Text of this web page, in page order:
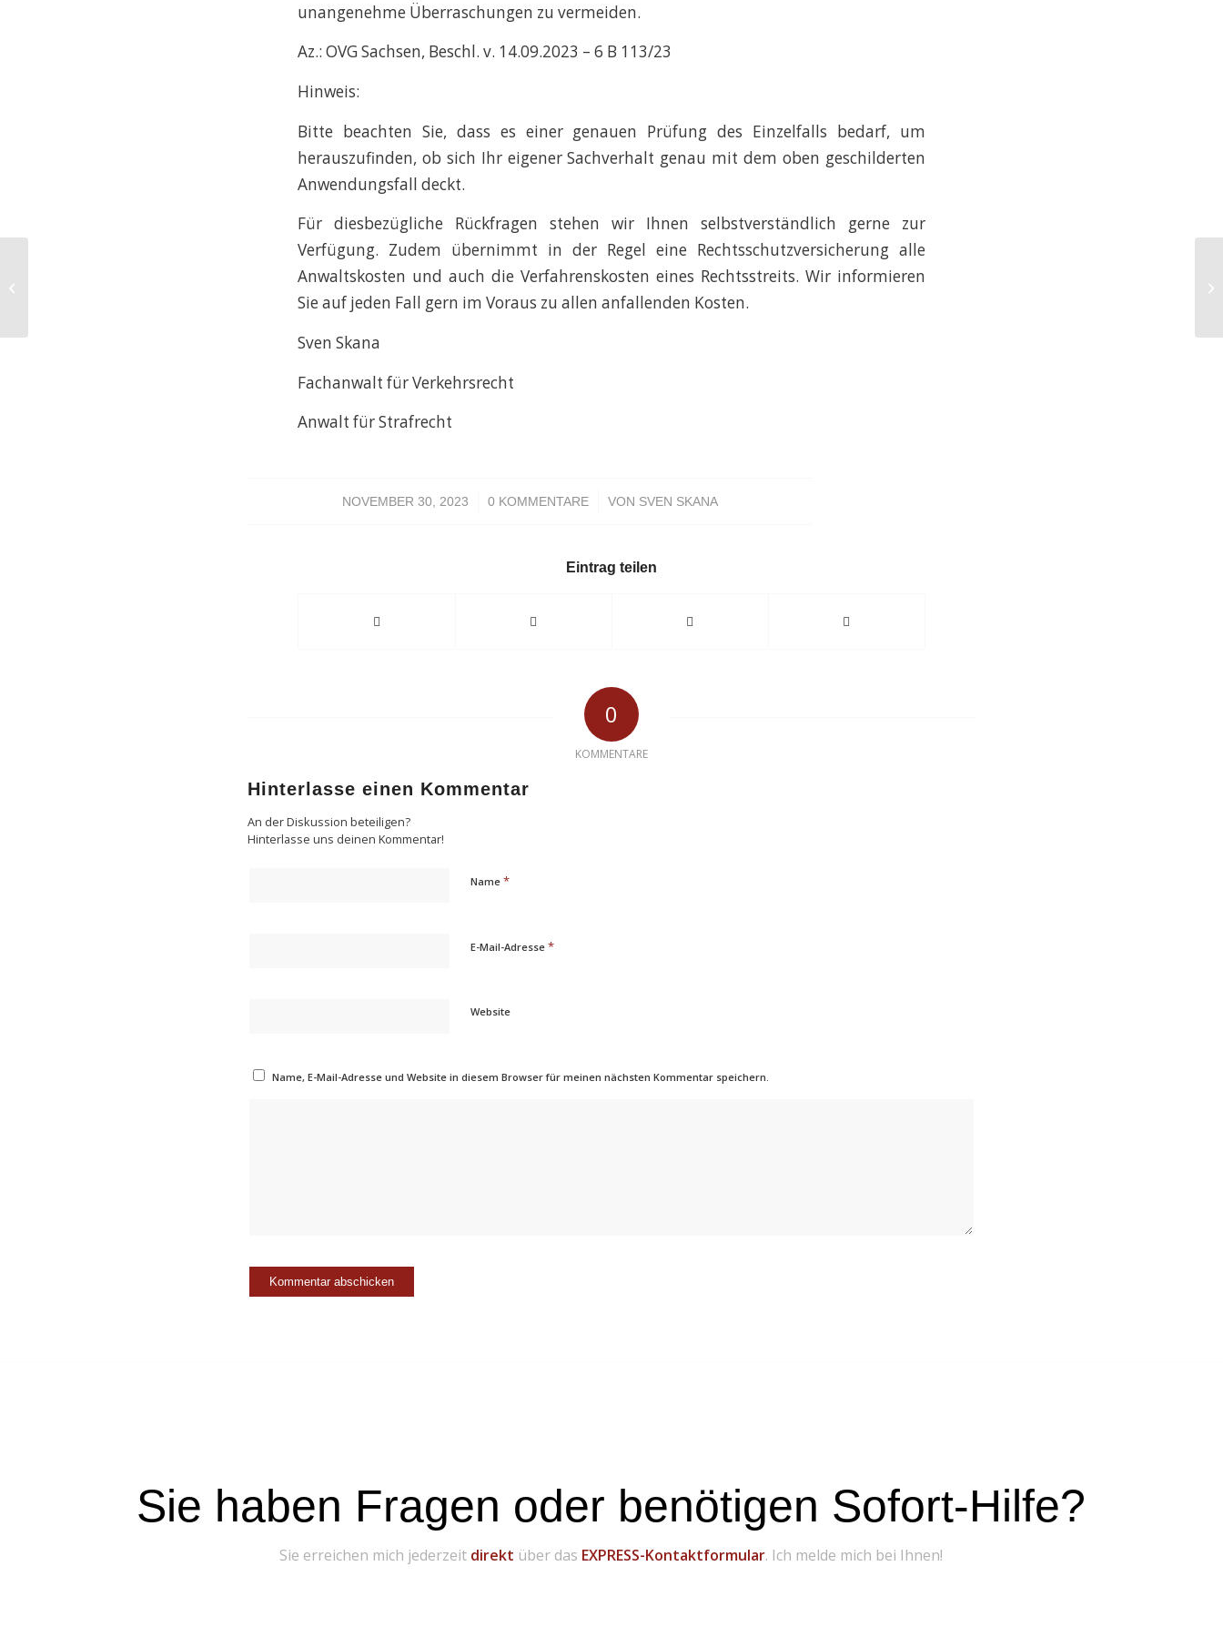
unangenehme Überraschungen zu vermeiden.
Az.: OVG Sachsen, Beschl. v. 14.09.2023 – 6 B 113/23
Hinweis:
Bitte beachten Sie, dass es einer genauen Prüfung des Einzelfalls bedarf, um
herauszufinden, ob sich Ihr eigener Sachverhalt genau mit dem oben geschilderten
Anwendungsfall deckt.
Für diesbezügliche Rückfragen stehen wir Ihnen selbstverständlich gerne zur
Verfügung. Zudem übernimmt in der Regel eine Rechtsschutzversicherung alle
Anwaltskosten und auch die Verfahrenskosten eines Rechtsstreits. Wir informieren
Sie auf jeden Fall gern im Voraus zu allen anfallenden Kosten.
Sven Skana
Fachanwalt für Verkehrsrecht
Anwalt für Strafrecht
NOVEMBER 30, 2023
/ 0 KOMMENTARE
/ VON SVEN SKANA
Eintrag teilen
0
KOMMENTARE
Hinterlasse einen Kommentar
An der Diskussion beteiligen?
Hinterlasse uns deinen Kommentar!
Name *
E-Mail-Adresse *
Website
Name, E-Mail-Adresse und Website in diesem Browser für meinen nächsten Kommentar speichern.
Sie haben Fragen oder benötigen Sofort-Hilfe?
Sie erreichen mich jederzeit direkt über das EXPRESS-Kontaktformular. Ich melde mich bei Ihnen!